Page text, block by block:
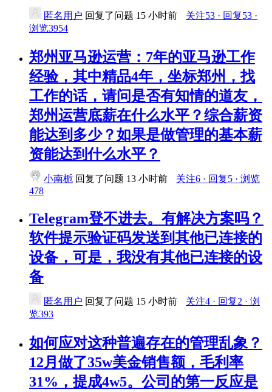
匿名用户 回复了问题 15 小时前
关注53 · 回复53 ·
浏览3954
郑州亚马逊运营：7年的亚马逊工作
经验，其中精品4年，坐标郑州，找
工作的话，请问是否有知情的道友，
郑州运营底薪在什么水平？综合薪资
能达到多少？如果是做管理的基本薪
资能达到什么水平？
小南栀 回复了问题 13 小时前
关注6 · 回复5 · 浏览
478
Telegram登不进去。有解决方案吗？
软件提示验证码发送到其他已连接的
设备，可是，我没有其他已连接的设
备
匿名用户 回复了问题 15 小时前
关注4 · 回复2 · 浏
览393
如何应对这种普遍存在的管理乱象？
12月做了35w美金销售额，毛利率
31%，提成4w5。公司的第一反应是